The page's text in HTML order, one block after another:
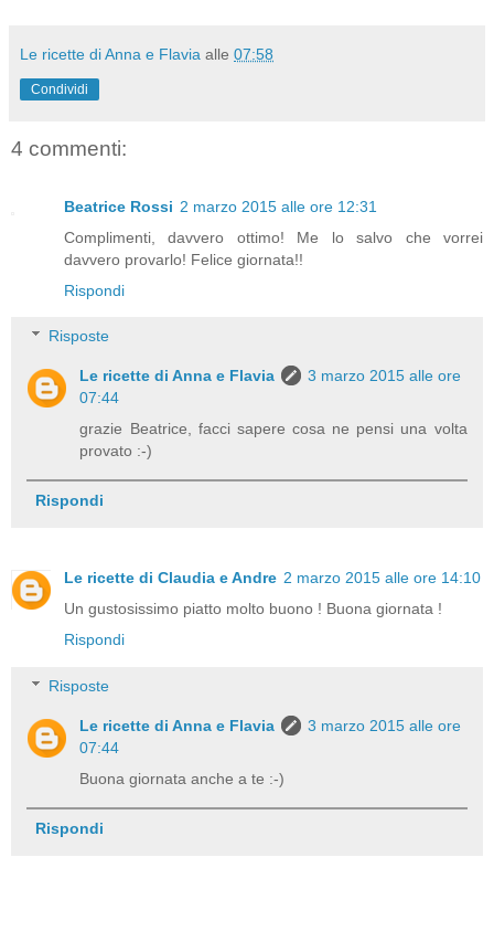
Le ricette di Anna e Flavia alle 07:58
Condividi
4 commenti:
Beatrice Rossi 2 marzo 2015 alle ore 12:31
Complimenti, davvero ottimo! Me lo salvo che vorrei
davvero provarlo! Felice giornata!!
Rispondi
Risposte
Le ricette di Anna e Flavia
3 marzo 2015 alle ore
07:44
grazie Beatrice, facci sapere cosa ne pensi una volta
provato :-)
Rispondi
Le ricette di Claudia e Andre 2 marzo 2015 alle ore 14:10
Un gustosissimo piatto molto buono ! Buona giornata !
Rispondi
Risposte
Le ricette di Anna e Flavia
3 marzo 2015 alle ore
07:44
Buona giornata anche a te :-)
Rispondi